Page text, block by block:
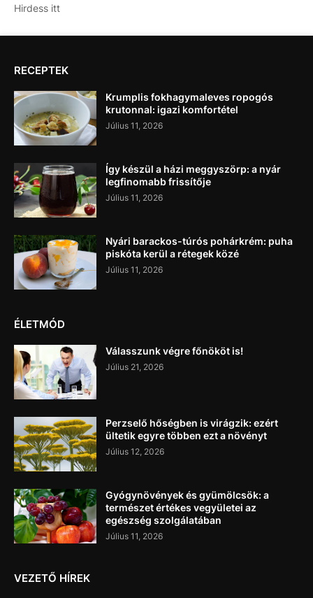
Hirdess itt
RECEPTEK
Krumplis fokhagymaleves ropogós
krutonnal: igazi komfortétel
Július 11, 2026
Így készül a házi meggyszörp: a nyár
legfinomabb frissítője
Július 11, 2026
Nyári barackos-túrós pohárkrém: puha
piskóta kerül a rétegek közé
Július 11, 2026
ÉLETMÓD
Válasszunk végre főnököt is!
Július 21, 2026
Perzselő hőségben is virágzik: ezért
ültetik egyre többen ezt a növényt
Július 12, 2026
Gyógynövények és gyümölcsök: a
természet értékes vegyületei az
egészség szolgálatában
Július 11, 2026
VEZETŐ HÍREK